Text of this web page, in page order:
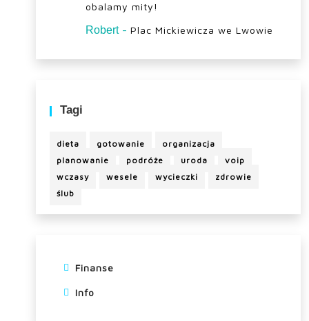
obalamy mity!
Robert- Plac Mickiewicza we Lwowie
Tagi
dieta gotowanie
organizacja
planowanie
podróże uroda
voip
wczasy
wesele wycieczki
zdrowie
ślub
Finanse
Info